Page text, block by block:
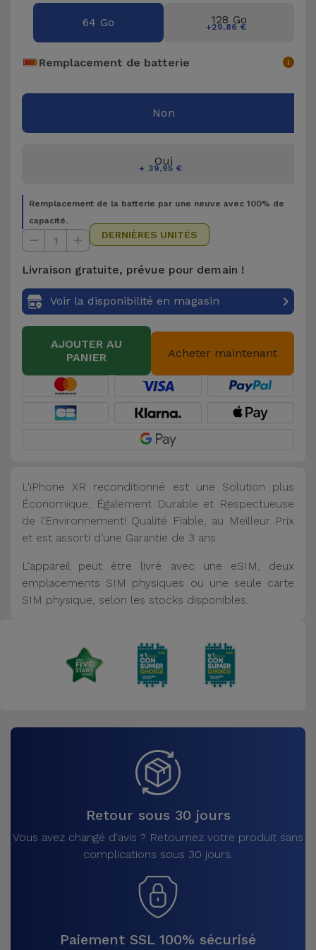
Auto et
Kids
Voir
tout
64 Go 128 Go
+29,86 €
Remplacement de batterie
Non
Oui
+ 39,95 €
Remplacement de la batterie par une neuve avec 100% de
capacité.
1 DERNIÈRES UNITÉS
Livraison gratuite, prévue pour demain !
Voir la disponibilité en magasin
AJOUTER AU
PANIER
Acheter maintenant
L'iPhone XR reconditionné est une Solution plus
Économique, Également Durable et Respectueuse
de l’Environnement! Qualité Fiable, au Meilleur Prix
et est assorti d’une Garantie de 3 ans.
L'appareil peut être livré avec une eSIM, deux
emplacements SIM physiques ou une seule carte
SIM physique, selon les stocks disponibles.
Retour sous 30 jours
Vous avez changé d'avis ? Retournez votre produit sans
complications sous 30 jours.
Paiement SSL 100% sécurisé